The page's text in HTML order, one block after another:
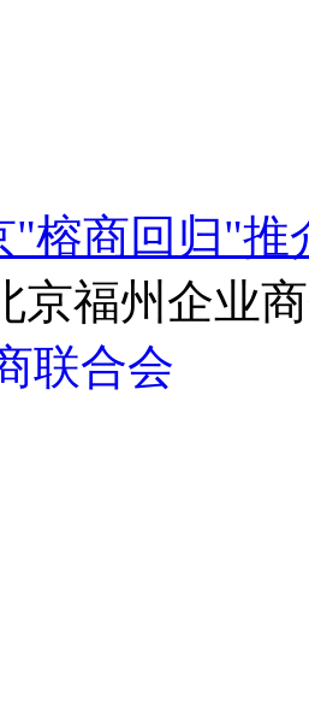
"榕商回归"
京福州企业